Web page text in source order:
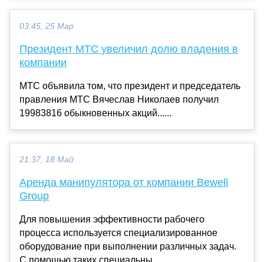
03:45, 25 Мар
Президент МТС увеличил долю владения в
компании
МТС объявила том, что президент и председатель
правления МТС Вячеслав Николаев получил
19983816 обыкновенных акций......
21:37, 18 Май
Аренда манипулятора от компании Bewell
Group
Для повышения эффективности рабочего
процесса используется специализированное
оборудование при выполнении различных задач.